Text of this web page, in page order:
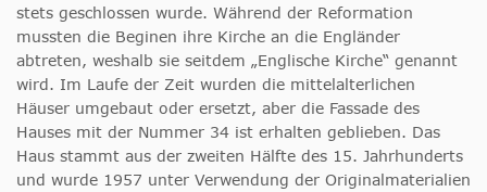
stets geschlossen wurde. Während der Reformation
mussten die Beginen ihre Kirche an die Engländer
abtreten, weshalb sie seitdem „Englische Kirche“ genannt
wird. Im Laufe der Zeit wurden die mittelalterlichen
Häuser umgebaut oder ersetzt, aber die Fassade des
Hauses mit der Nummer 34 ist erhalten geblieben. Das
Haus stammt aus der zweiten Hälfte des 15. Jahrhunderts
und wurde 1957 unter Verwendung der Originalmaterialien